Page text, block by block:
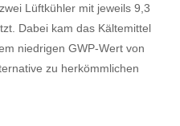
Lüftkühler mit jeweils 9,3
Dabei kam das Kältemittel
niedrigen GWP-Wert von
zu herkömmlichen